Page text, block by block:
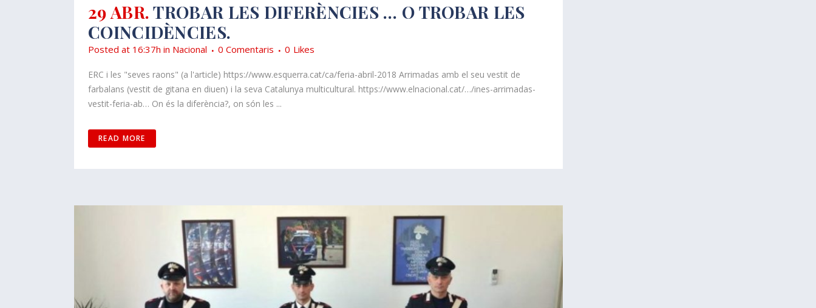
29 ABR. TROBAR LES DIFERÈNCIES … O TROBAR LES
COINCIDÈNCIES.
Posted at 16:37h in Nacional 0 Comentaris 0 Likes
ERC i les "seves raons" (a l'article) https://www.esquerra.cat/ca/feria-abril-2018 Arrimadas amb el seu vestit de
farbalans (vestit de gitana en diuen) i la seva Catalunya multicultural. https://www.elnacional.cat/…/ines-arrimadas-
vestit-feria-ab… On és la diferència?, on són les ...
READ MORE